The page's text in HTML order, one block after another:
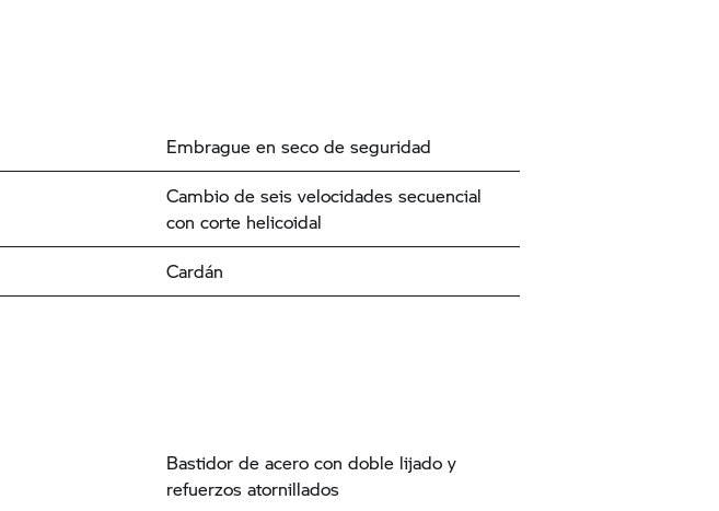
Embrague en seco de seguridad
Cambio de seis velocidades secuencial
con corte helicoidal
Cardán
Bastidor de acero con doble lijado y
refuerzos atornillados